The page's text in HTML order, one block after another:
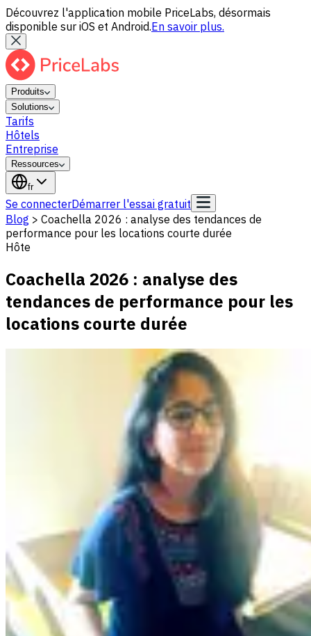
Découvrez l'application mobile PriceLabs, désormais
disponible sur iOS et Android.En savoir plus.
Produits
Solutions
Tarifs
Hôtels
Entreprise
Ressources
fr
Se connecterDémarrer l'essai gratuit
Blog > Coachella 2026 : analyse des tendances de
performance pour les locations courte durée
Hôte
Coachella 2026 : analyse des
tendances de performance pour les
locations courte durée